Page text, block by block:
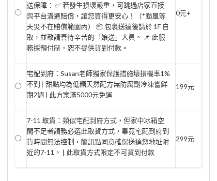
送保障： ✅ 若發生損壞嚴重，可跳過店家直接
與平台溝通賠償，讓您買得更安心！（*颱風等
天災不在賠償範圍內） 📦 包裹送達後請於 1F 自
取，並敬請善待辛苦的「娘送」人員。 📌 此服
務採預付制，恕不提供貨到付款。
0元+
宅配到府：Susan老師獨家保護措施壞損機率1%
不到 | 甜點均為低糖天然配方無防腐劑冷凍嘗鮮
期2週 | 此方案滿5000元免運
199元
7-11 取貨：類似宅配到府方式，但家中冰箱空
間不足者請務必選此取貨方式，畢竟宅配到府到
貨時間無法控制，簡訊點同意確保送達您地址附
近的7-11。 | 此取貨方式限定不可貨到付款
299元